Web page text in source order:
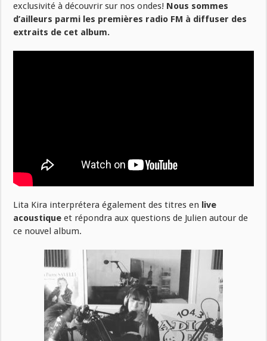
exclusivité à découvrir sur nos ondes! Nous sommes
d’ailleurs parmi les premières radio FM à diffuser des
extraits de cet album.
Lita Kira interprétera également des titres en live
acoustique et répondra aux questions de Julien autour de
ce nouvel album.